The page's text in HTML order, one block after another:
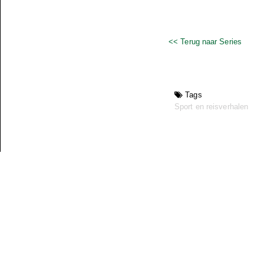
<< Terug naar Series
Tags
Sport en reisverhalen